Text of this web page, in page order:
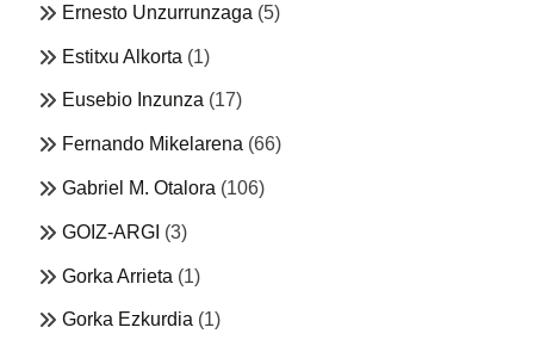
Ernesto Unzurrunzaga (5)
Estitxu Alkorta (1)
Eusebio Inzunza (17)
Fernando Mikelarena (66)
Gabriel M. Otalora (106)
GOIZ-ARGI (3)
Gorka Arrieta (1)
Gorka Ezkurdia (1)